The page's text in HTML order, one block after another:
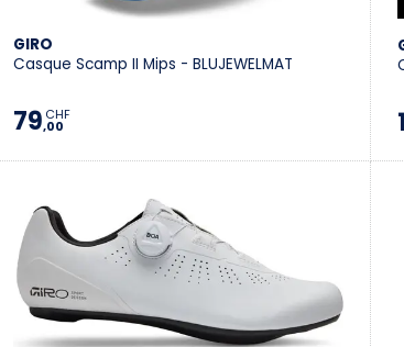
GIRO
Casque Scamp II Mips - BLUJEWELMAT
79,00
CHF